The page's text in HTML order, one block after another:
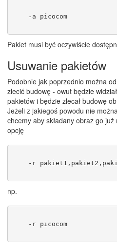
-a picocom
Pakiet musi być oczywiście
Usuwanie pakietów
Podobnie jak poprzednio można
zlecić budowę - owut będzie
pakietów i będzie zlecał budowę
Jeżeli z jakiegoś powodu nie
chcemy aby składany obraz go
opcję
-r
np.
-r picocom